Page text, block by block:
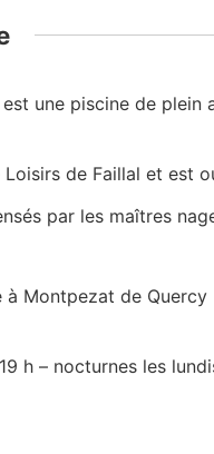
une piscine de plein
de Faillal et est
par les maîtres
à Montpezat de Quercy
h – nocturnes les